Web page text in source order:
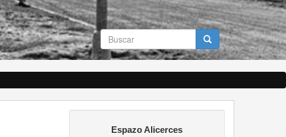
Formulario
de
búsqueda
Buscar
Espazo Alicerces